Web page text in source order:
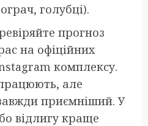
голубці).
прогноз
на офіційних
комплексу.
але
приємніший. У
відлигу краще